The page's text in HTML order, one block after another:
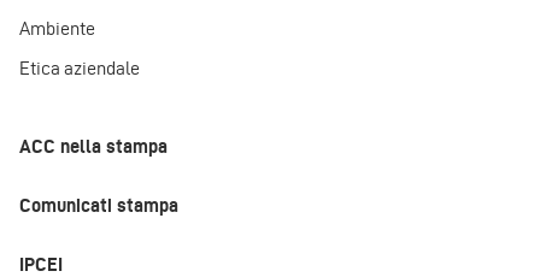
Ambiente
Etica aziendale
ACC nella stampa
Comunicati stampa
IPCEI